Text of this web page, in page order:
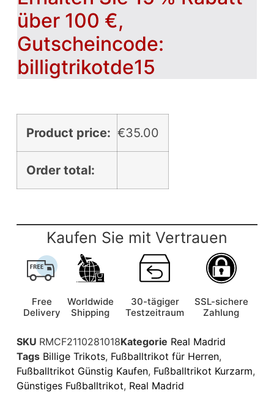
über 100 €,
Gutscheincode:
billigtrikotde15
Product price: €35.00
Order total:
Kaufen Sie mit Vertrauen
Free
Delivery
Worldwide
Shipping
30-tägiger
Testzeitraum
SSL-sichere
Zahlung
SKU RMCF2110281018Kategorie Real Madrid
Tags Billige Trikots, Fußballtrikot für Herren,
Fußballtrikot Günstig Kaufen, Fußballtrikot Kurzarm,
Günstiges Fußballtrikot, Real Madrid